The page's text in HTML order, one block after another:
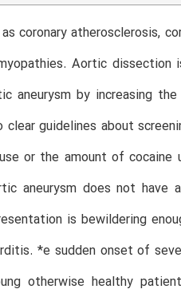
coronary atherosclerosis,
Aortic
aneurysm by increasing
guidelines about
or the amount of cocaine
aneurysm does not have
is bewildering
*e sudden onset of
otherwise healthy